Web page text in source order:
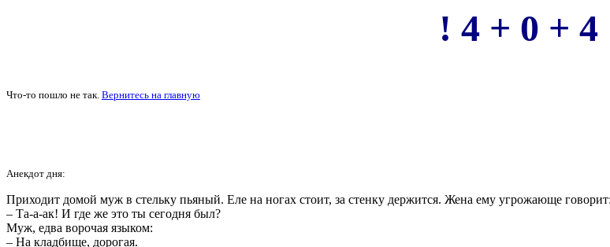
! 4 + 0 + 4
Что-то пошло не так. Вернитесь на главную
Анекдот дня:
Приходит домой муж в стельку пьяный. Еле на ногах стоит, за стенку держится. Жена ему угрожающе говорит:
– Та-а-ак! И где же это ты сегодня был?
Муж, едва ворочая языком:
– На кладбище, дорогая.